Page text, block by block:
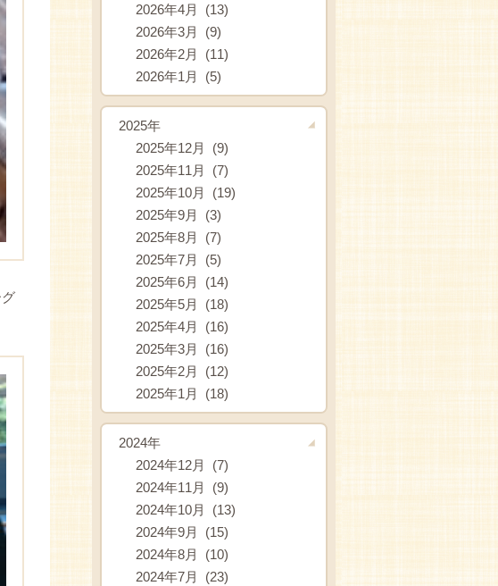
2026年4月 (13)
2026年3月 (9)
2026年2月 (11)
2026年1月 (5)
2025年
2025年12月 (9)
2025年11月 (7)
2025年10月 (19)
2025年9月 (3)
2025年8月 (7)
2025年7月 (5)
2025年6月 (14)
2025年5月 (18)
2025年4月 (16)
2025年3月 (16)
2025年2月 (12)
2025年1月 (18)
2024年
2024年12月 (7)
2024年11月 (9)
2024年10月 (13)
2024年9月 (15)
2024年8月 (10)
2024年7月 (23)